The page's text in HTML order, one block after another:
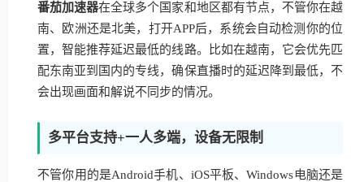
番茄加速器在全球多个国家和地区都有节点，不管你在越
南、欧洲还是北美，打开APP后，系统会自动检测你的位
置，智能推荐延迟最低的线路。比如在越南，它会优先匹
配东南亚到国内的专线，确保直播时的延迟降到最低，不
会出现画面和解说不同步的情况。
多平台支持+一人多端，设备无限制
不管你用的是Android手机、iOS平板、Windows电脑还是